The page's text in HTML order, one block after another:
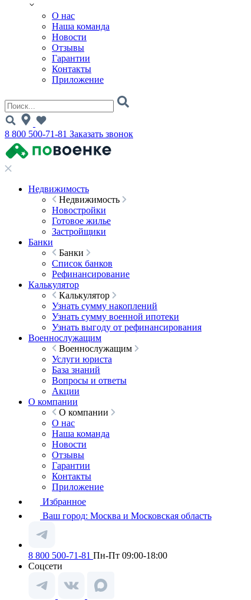
О нас
Наша команда
Новости
Отзывы
Гарантии
Контакты
Приложение
8 800 500-71-81 Заказать звонок
Недвижимость
Недвижимость
Новостройки
Готовое жилье
Застройщики
Банки
Банки
Список банков
Рефинансирование
Калькулятор
Калькулятор
Узнать сумму накоплений
Узнать сумму военной ипотеки
Узнать выгоду от рефинансирования
Военнослужащим
Военнослужащим
Услуги юриста
База знаний
Вопросы и ответы
Акции
О компании
О компании
О нас
Наша команда
Новости
Отзывы
Гарантии
Контакты
Приложение
Избранное
Ваш город: Москва и Московская область
8 800 500-71-81 Пн-Пт 09:00-18:00
Соцсети